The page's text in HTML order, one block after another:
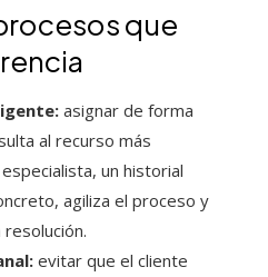
que
asignar de forma
al recurso más
un historial
agiliza el proceso y
resolución.
evitar que el cliente